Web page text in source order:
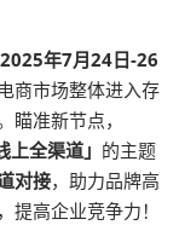
2025年7月24日-26
商市场整体进入存
准新节点，
上全渠道」 的主题
对接，助力品牌高
高企业竞争力！